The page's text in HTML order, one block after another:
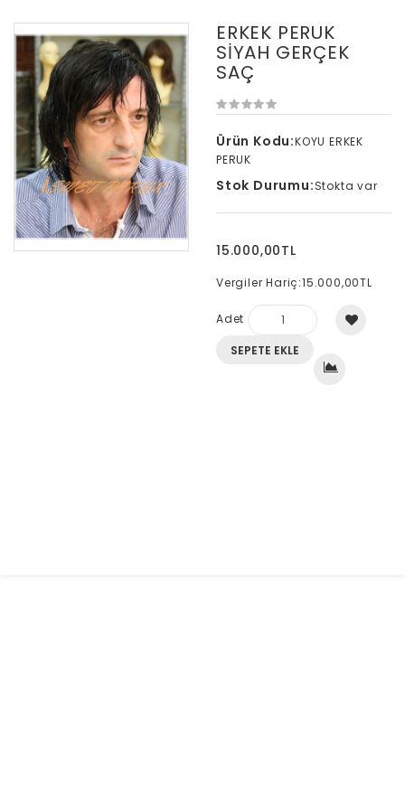
ERKEK PERUK
SİYAH GERÇEK
SAÇ
Ürün Kodu:KOYU ERKEK
PERUK
Stok Durumu:Stokta var
15.000,00TL
Vergiler Hariç:15.000,00TL
Adet
SEPETE EKLE